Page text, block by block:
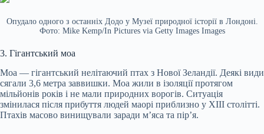
Опудало одного з останніх Додо у Музеї природної історії в Лондоні.
Фото: Mike Kemp/In Pictures via Getty Images Images
3. Гігантський моа
Моа — гігантський нелітаючий птах з Нової Зеландії. Деякі види
сягали 3,6 метра заввишки. Моа жили в ізоляції протягом
мільйонів років і не мали природних ворогів. Ситуація
змінилася після прибуття людей маорі приблизно у XIII столітті.
Птахів масово винищували заради м’яса та пір’я.